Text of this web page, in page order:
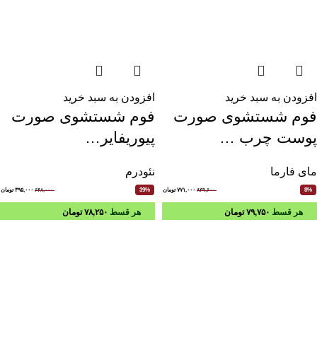
افزودن به سبد خرید
فوم شستشوی صورت
پوست چرب …
مای فارما
8% ۸۳۹,۶۰۰ ۷۷۱,۰۰۰ تومان
افزودن به سبد خرید
فوم شستشوی صورت
پیوریفایر…
نئودرم
39% ۶۴۸,۰۰۰ ۳۹۵,۰۰۰ تومان
هر قسط ۷۹,۷۵۰ تومان هر قسط ۷۸,۲۵۰ تومان